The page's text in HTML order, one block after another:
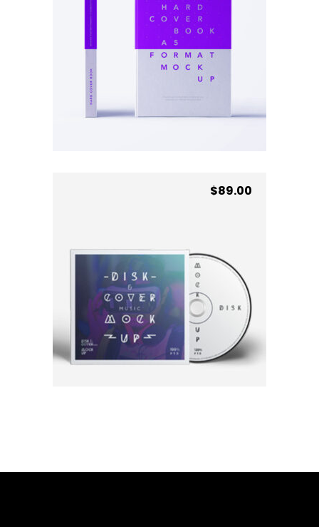
AÑADIR AL CARRITO
$89.00
Live Disc
AÑADIR AL CARRITO